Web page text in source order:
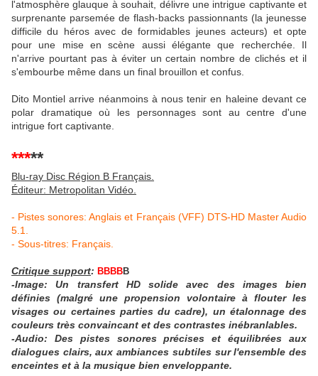
l'atmosphère glauque à souhait, délivre une intrigue captivante et
surprenante parsemée de flash-backs passionnants (la jeunesse
difficile du héros avec de formidables jeunes acteurs) et opte
pour une mise en scène aussi élégante que recherchée. Il
n'arrive pourtant pas à éviter un certain nombre de clichés et il
s'embourbe même dans un final brouillon et confus.
Dito Montiel arrive néanmoins à nous tenir en haleine devant ce
polar dramatique où les personnages sont au centre d'une
intrigue fort captivante.
*****
Blu-ray Disc Région B Français.
Éditeur: Metropolitan Vidéo.
- Pistes sonores: Anglais et Français (VFF) DTS-HD Master Audio
5.1.
- Sous-titres: Français.
Critique support: BBBBB
-Image: Un transfert HD solide avec des images bien
définies (malgré une propension volontaire à flouter les
visages ou certaines parties du cadre), un étalonnage des
couleurs très convaincant et des contrastes inébranlables.
-Audio: Des pistes sonores précises et équilibrées aux
dialogues clairs, aux ambiances subtiles sur l'ensemble des
enceintes et à la musique bien enveloppante.